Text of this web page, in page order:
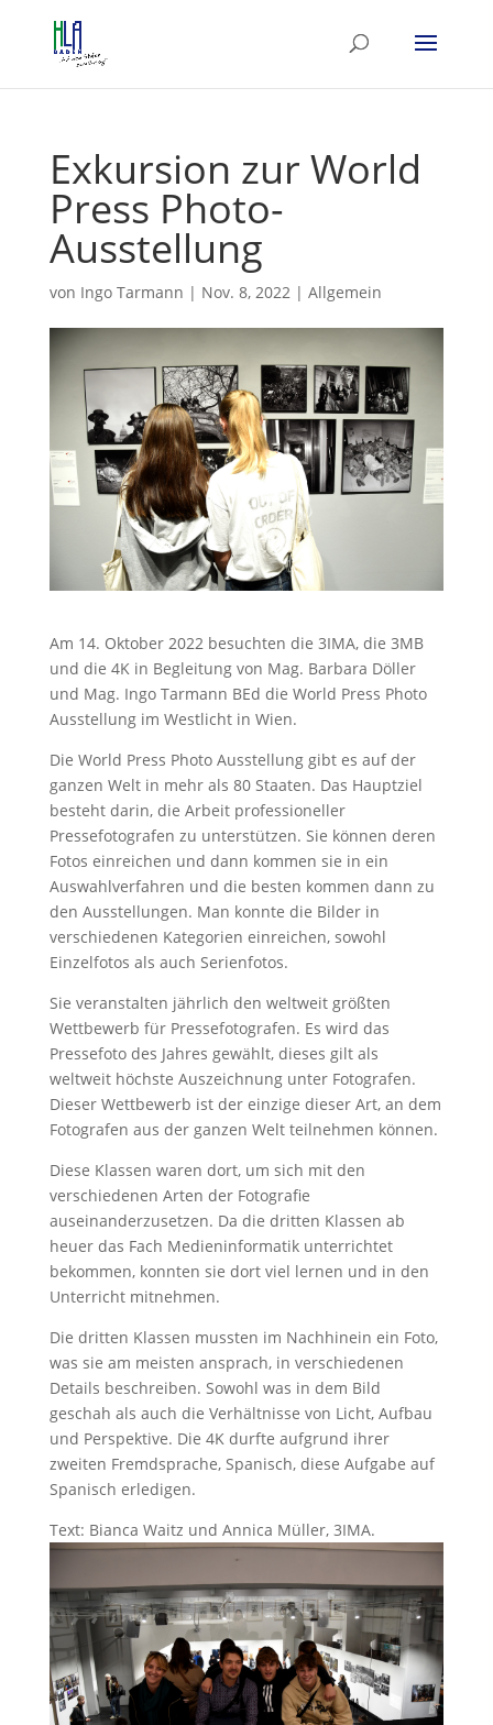
Exkursion zur World
Press Photo-
Ausstellung
von Ingo Tarmann | Nov. 8, 2022| Allgemein
Am 14. Oktober 2022 besuchten die 3IMA, die 3MB
und die 4K in Begleitung von Mag. Barbara Döller
und Mag. Ingo Tarmann BEd die World Press Photo
Ausstellung im Westlicht in Wien.
Die World Press Photo Ausstellung gibt es auf der
ganzen Welt in mehr als 80 Staaten. Das Hauptziel
besteht darin, die Arbeit professioneller
Pressefotografen zu unterstützen. Sie können deren
Fotos einreichen und dann kommen sie in ein
Auswahlverfahren und die besten kommen dann zu
den Ausstellungen. Man konnte die Bilder in
verschiedenen Kategorien einreichen, sowohl
Einzelfotos als auch Serienfotos.
Sie veranstalten jährlich den weltweit größten
Wettbewerb für Pressefotografen. Es wird das
Pressefoto des Jahres gewählt, dieses gilt als
weltweit höchste Auszeichnung unter Fotografen.
Dieser Wettbewerb ist der einzige dieser Art, an dem
Fotografen aus der ganzen Welt teilnehmen können.
Diese Klassen waren dort, um sich mit den
verschiedenen Arten der Fotografie
auseinanderzusetzen. Da die dritten Klassen ab
heuer das Fach Medieninformatik unterrichtet
bekommen, konnten sie dort viel lernen und in den
Unterricht mitnehmen.
Die dritten Klassen mussten im Nachhinein ein Foto,
was sie am meisten ansprach, in verschiedenen
Details beschreiben. Sowohl was in dem Bild
geschah als auch die Verhältnisse von Licht, Aufbau
und Perspektive. Die 4K durfte aufgrund ihrer
zweiten Fremdsprache, Spanisch, diese Aufgabe auf
Spanisch erledigen.
Text: Bianca Waitz und Annica Müller, 3IMA.